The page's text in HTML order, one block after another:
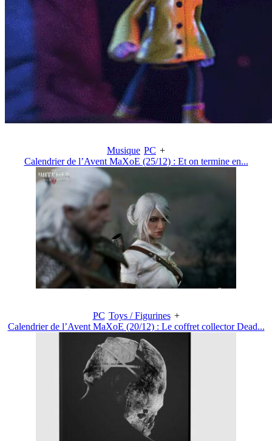
Musique PC +
Calendrier de l’Avent MaXoE (25/12) : Et on termine en...
PC Toys / Figurines +
Calendrier de l’Avent MaXoE (20/12) : Le coffret collector Dead...